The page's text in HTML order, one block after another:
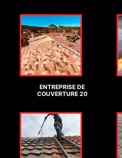
ENTREPRISE DE
COUVERTURE 20